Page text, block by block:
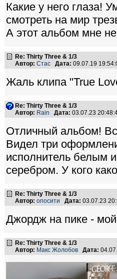
Какие у него глаза!
смотреть на мир
А этот альбом мне
Re: Thirty Three & 1/3
Автор: Стас Дата: 09.07.19
Жаль клипа "True
Re: Thirty Three & 1/3
Автор: Rain Дата: 03.07.23
Отличный альбом!
Видел три
исполнитель белым
серебром. У кого
Re: Thirty Three & 1/3
Автор: опосити Дата: 03.07.23
Джордж на пике -
Re: Thirty Three & 1/3
Автор: Макс Жолобов Дата: